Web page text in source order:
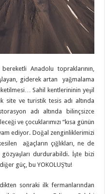
Anadolu topraklarının,
giderek artan yağmalama
Sahil kentlerininin yeşil
site ve turistik tesis adı altında
adı altında bilinçsizce
ve çocuklarımızı “kısa günün
ediyor. Doğal zenginliklerimizi
ağaçların çığlıkları, ne de
gözyaşları durdurabildi. İşte bizi
güç, bu YOKOLUŞ’tu!
sonraki ilk fermanlarından